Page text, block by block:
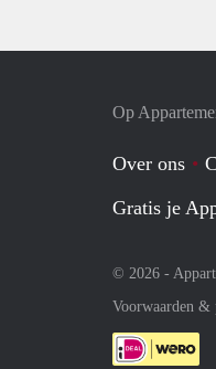
Op
Over ons
Gratis je
© 2026 -
Voorwaarden &